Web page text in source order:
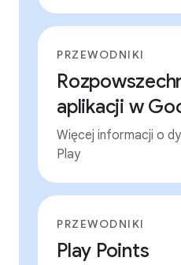
PRZEWODNIKI
aplikacji w
Więcej informacji o
Play
PRZEWODNIKI
Play Points